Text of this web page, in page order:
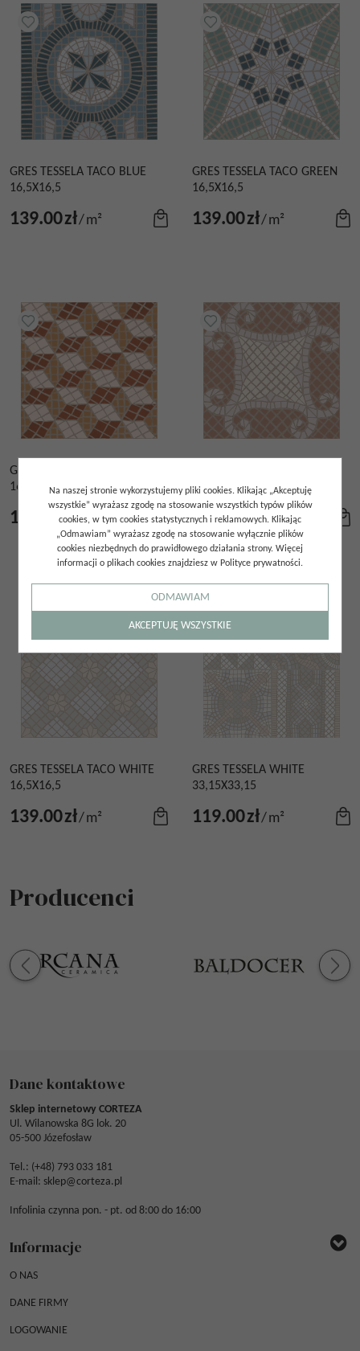
GRES TESSELA TACO BLUE
16,5X16,5
139.00zł/m²
GRES TESSELA TACO GREEN
16,5X16,5
139.00zł/m²
GRES TESSELA TACO HONEY
16,5X16,5
139.00zł/m²
16,5X16,5
139.00zł/m²
GRES TESSELA TACO WHITE
16,5X16,5
139.00zł/m²
GRES TESSELA WHITE
33,15X33,15
119.00zł/m²
Producenci
Dane kontaktowe
Sklep internetowy CORTEZA
Ul. Wilanowska 8G lok. 20
05-500 Józefosław
Tel.: (+48) 793 033 181
E-mail: sklep@corteza.pl
Infolinia czynna pon. - pt. od 8:00 do 16:00
Informacje
O NAS
DANE FIRMY
LOGOWANIE
Na naszej stronie wykorzystujemy pliki cookies. Klikając „Akceptuję
wszystkie” wyrażasz zgodę na stosowanie wszystkich typów plików
cookies, w tym cookies statystycznych i reklamowych. Klikając
„Odmawiam” wyrażasz zgodę na stosowanie wyłącznie plików
cookies niezbędnych do prawidłowego działania strony. Więcej
informacji o plikach cookies znajdziesz w Polityce prywatności.
ODMAWIAM
AKCEPTUJĘ WSZYSTKIE